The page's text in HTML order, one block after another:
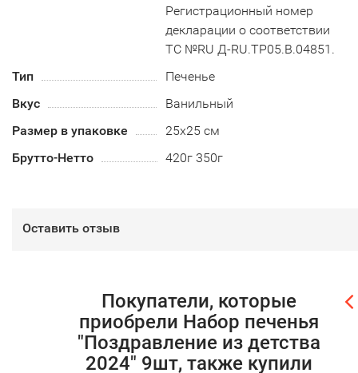
Регистрационный номер
декларации о соответствии
ТС №RU Д-RU.TP05.B.04851.
Тип
Печенье
Вкус
Ванильный
Размер в упаковке
25х25 см
Брутто-Нетто
420г 350г
Оставить отзыв
Покупатели, которые
приобрели Набор печенья
"Поздравление из детства
2024" 9шт, также купили